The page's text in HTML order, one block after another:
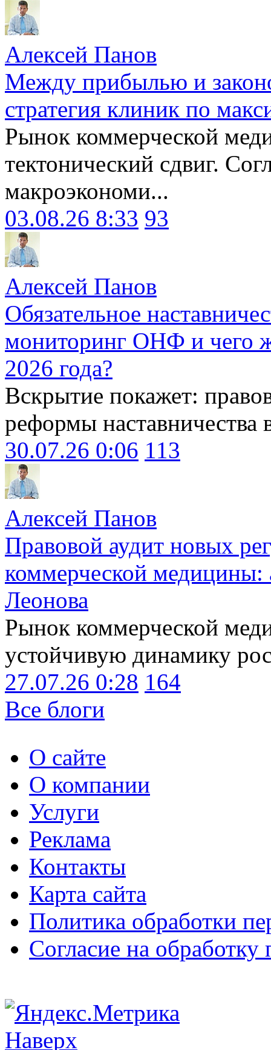
Алексей Панов
Между прибылью и
стратегия клиник по
Рынок коммерческой
тектонический сдвиг.
макроэкономи...
03.08.26 8:33 93
Алексей Панов
Обязательное
мониторинг ОНФ и чего
2026 года?
Вскрытие покажет:
реформы наставничества
30.07.26 0:06 113
Алексей Панов
Правовой аудит новых
коммерческой медицины:
Леонова
Рынок коммерческой
устойчивую динамику
27.07.26 0:28 164
Все блоги
О сайте
О компании
Услуги
Реклама
Контакты
Карта сайта
Политика обработки
Согласие на
Наверх